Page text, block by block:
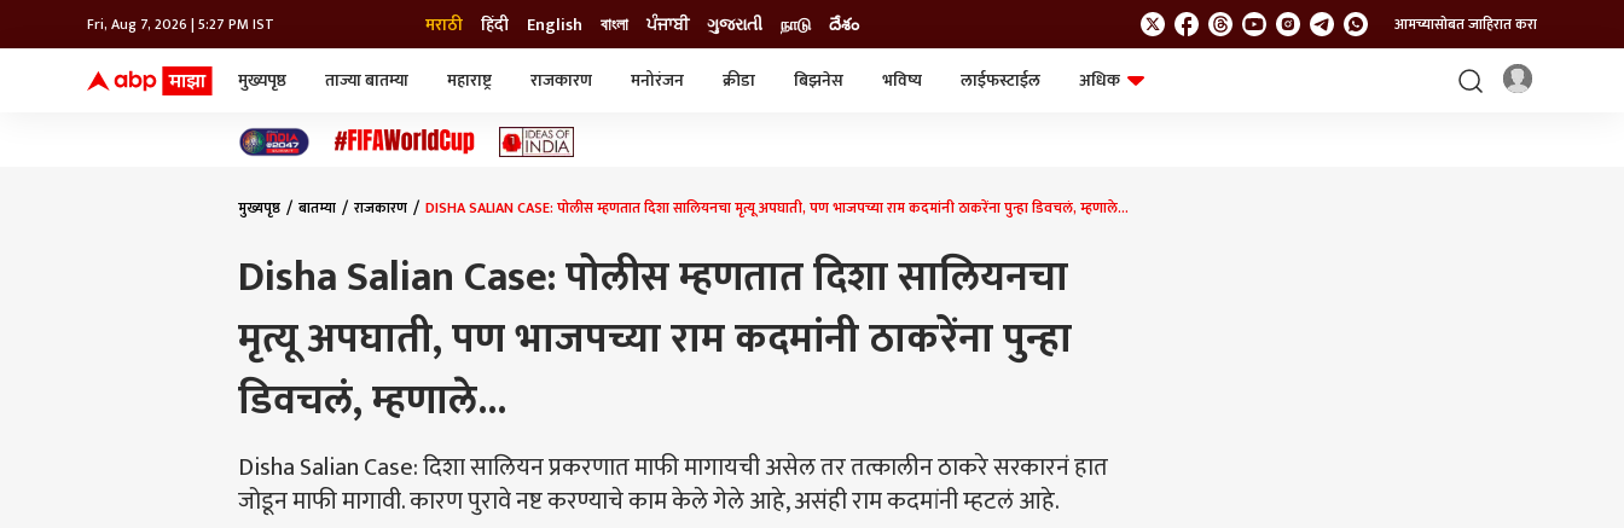
Fri, Aug 7, 2026 | 5:27 PM IST मराठी हिंदी English বাংলা ਪੰਜਾਬੀ ગુજરાતી நாடு దేశం आमच्यासोबत जाहिरात करा
मुख्यपृष्ठ ताज्या बातम्या महाराष्ट्र राजकारण मनोरंजन क्रीडा बिझनेस भविष्य लाईफस्टाईल
अधिक
मुख्यपृष्ठ बातम्या राजकारण DISHA SALIAN CASE: पोलीस म्हणतात दिशा सालियनचा मृत्यू अपघाती, पण भाजपच्या राम कदमांनी ठाकरेंना पुन्हा डिवचलं, म्हणाले...
Disha Salian Case: पोलीस म्हणतात दिशा सालियनचा
मृत्यू अपघाती, पण भाजपच्या राम कदमांनी ठाकरेंना पुन्हा
डिवचलं, म्हणाले...
Disha Salian Case: दिशा सालियन प्रकरणात माफी मागायची असेल तर तत्कालीन ठाकरे सरकारनं हात
जोडून माफी मागावी. कारण पुरावे नष्ट करण्याचे काम केले गेले आहे, असंही राम कदमांनी म्हटलं आहे.